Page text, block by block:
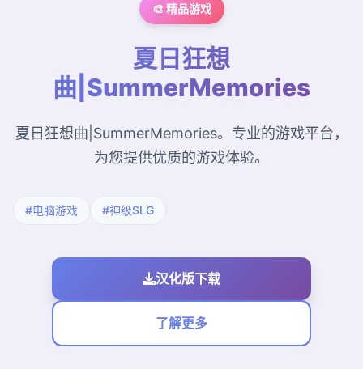
🎨 精品游戏
夏日狂想
曲|SummerMemories
夏日狂想曲|SummerMemories。专业的游戏平台，
为您提供优质的游戏体验。
#电脑游戏 #神级SLG
汉化版下载
了解更多